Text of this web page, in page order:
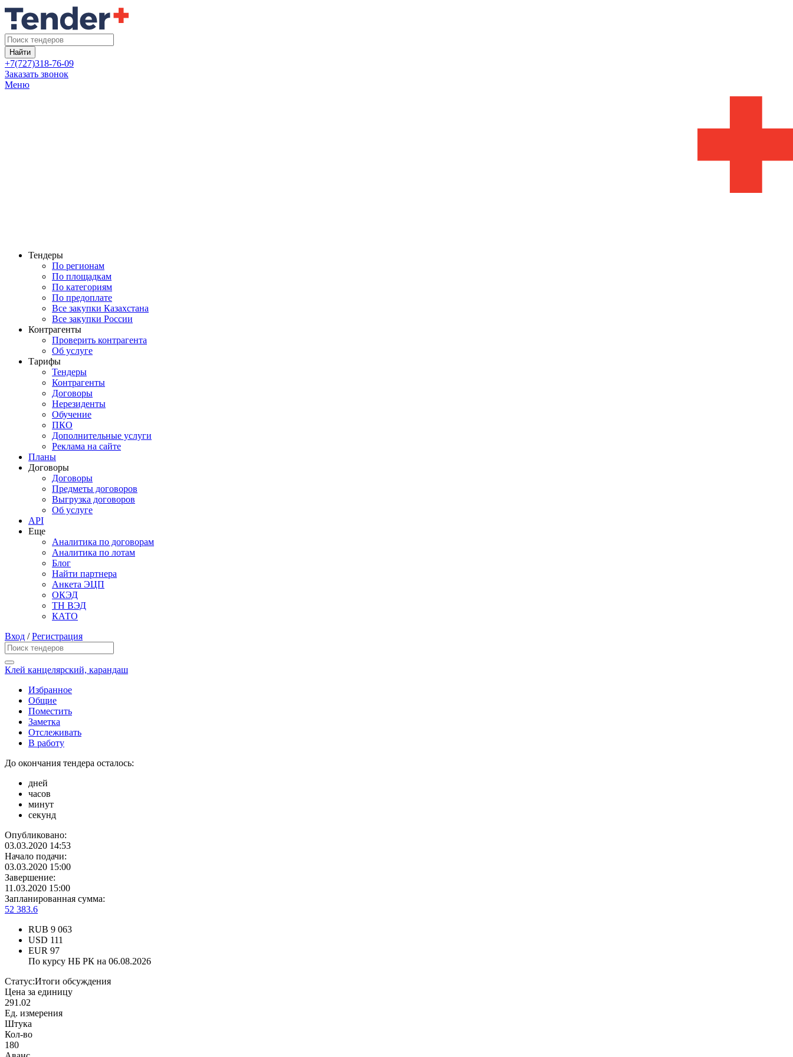
Найти
+7(727)318-76-09
Заказать звонок
Меню
Тендеры
По регионам
По площадкам
По категориям
По предоплате
Все закупки Казахстана
Все закупки России
Контрагенты
Проверить контрагента
Об услуге
Тарифы
Тендеры
Контрагенты
Договоры
Нерезиденты
Обучение
ПКО
Дополнительные услуги
Реклама на сайте
Планы
Договоры
Договоры
Предметы договоров
Выгрузка договоров
Об услуге
API
Еще
Аналитика по договорам
Аналитика по лотам
Блог
Найти партнера
Анкета ЭЦП
ОКЭД
ТН ВЭД
КАТО
Вход /Регистрация
Клей канцелярский, карандаш
Избранное
Общие
Поместить
Заметка
Отслеживать
В работу
До окончания тендера осталось:
дней
часов
минут
секунд
Опубликовано:
03.03.2020 14:53
Начало подачи:
03.03.2020 15:00
Завершение:
11.03.2020 15:00
Запланированная сумма:
52 383.6
RUB 9 063
USD 111
EUR 97
По курсу НБ РК на 06.08.2026
Статус:Итоги обсуждения
Цена за единицу
291.02
Ед. измерения
Штука
Кол-во
180